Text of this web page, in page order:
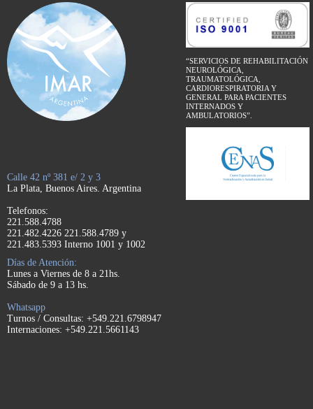
Calle 42 nº 381 e/ 2 y 3
La Plata, Buenos Aires. Argentina
Telefonos:
221.588.4788
221.482.4226 221.588.4789 y
221.483.5393 Interno 1001 y 1002
Días de Atención:
Lunes a Viernes de 8 a 21hs.
Sábado de 9 a 13 hs.
Whatsapp
Turnos / Consultas: +549.221.6798947
Internaciones: +549.221.5661143
“SERVICIOS DE REHABILITACIÓN
NEUROLÓGICA,
TRAUMATOLÓGICA,
CARDIORESPIRATORIA Y
GENERAL PARA PACIENTES
INTERNADOS Y
AMBULATORIOS”.